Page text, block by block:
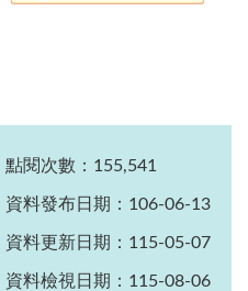
點閱次數：155,541
資料發布日期：106-06-13
資料更新日期：115-05-07
資料檢視日期：115-08-06